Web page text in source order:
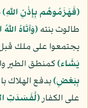
﴿فَهَزَمُوهُم بِإِذْنِ اللّهِ﴾
طالوت بنته﴿وَآتَاهُ
يجتمعوا على ملك
يَشَاء﴾كمنطق الطير
بِبَعْضٍ﴾بدفع الهلاك
على الكفار﴿لَّفَسَدَتِ